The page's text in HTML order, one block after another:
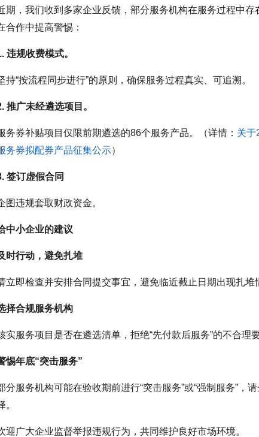
期，我们收到多家企业反馈，部分服务机构在服务过程中存
合作中提高警惕：
违规收费模式。
持“按流程同步进行”的原则，确保服务过程真实、可追溯。
推广未经遴选项目。
务券补贴项目仅限前期遴选的86个服务产品。（详情： 关于
务券拟配券产品征集公示）
签订虚假合同
图违规套取财政资金。
中小企业的建议
时行动，避免扎堆
立即检查并安排合同提交事宜，避免临近截止日期出现扎堆
择合规服务机构
实服务项目是否在遴选清单，拒绝“先付款后服务”的不合理要
惕年底“突击服务”
分服务机构可能在验收期前进行“突击服务”或“强制服务”，
。
迎广大企业监督举报违规行为，共同维护良好市场环境。